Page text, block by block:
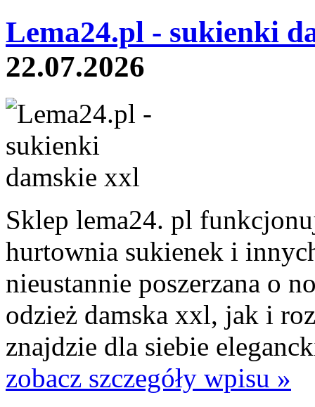
Lema24.pl - sukienki
22.07.2026
Sklep lema24. pl
hurtownia sukienek i
nieustannie poszerzana o
odzież damska xxl, jak i
znajdzie dla siebie
zobacz szczegóły wpisu »